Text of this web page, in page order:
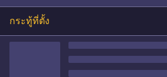
กระทู้ที่ตั้ง